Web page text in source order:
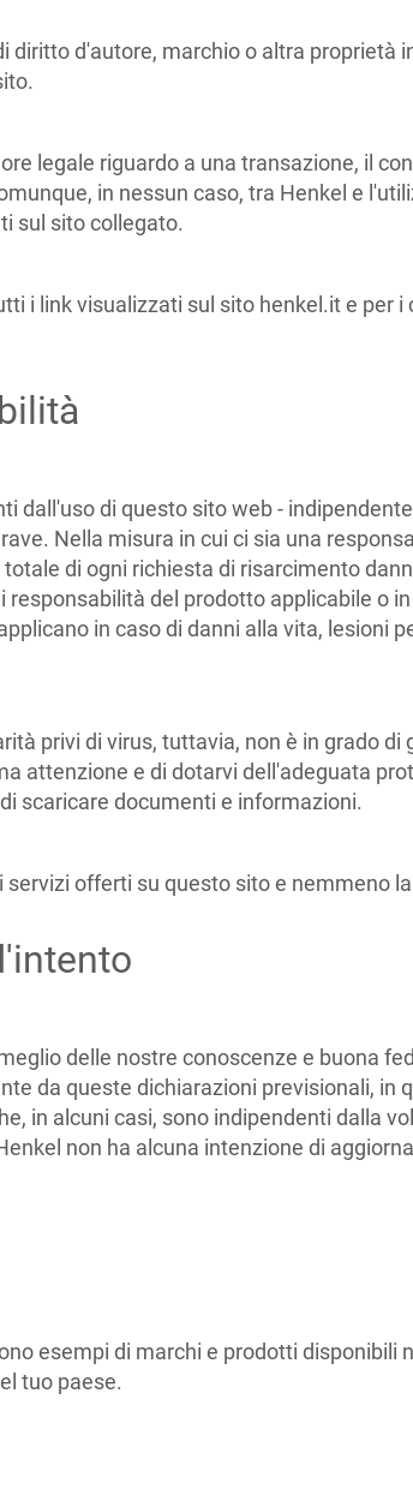
diritto d'autore, marchio o altra proprietà
legale riguardo a una transazione, il
in nessun caso, tra Henkel e
sul sito collegato.
i link visualizzati sul sito henkel.it e per
dall'uso di questo sito web -
Nella misura in cui ci sia una
di ogni richiesta di risarcimento
del prodotto applicabile o
in caso di danni alla vita, lesioni
privi di virus, tuttavia, non è in grado
attenzione e di dotarvi dell'adeguata
scaricare documenti e informazioni.
offerti su questo sito e nemmeno
delle nostre conoscenze e buona
da queste dichiarazioni previsionali, in
in alcuni casi, sono indipendenti dalla
non ha alcuna intenzione di
esempi di marchi e prodotti disponibili
tuo paese.